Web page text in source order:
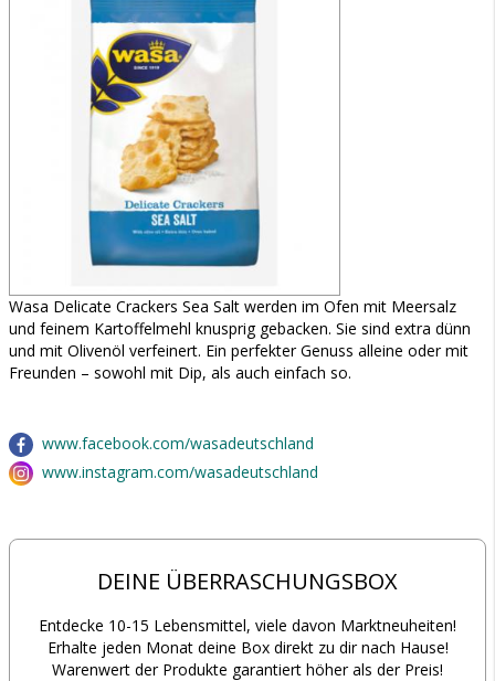
Wasa Delicate Crackers Sea Salt werden im Ofen mit Meersalz
und feinem Kartoffelmehl knusprig gebacken. Sie sind extra dünn
und mit Olivenöl verfeinert. Ein perfekter Genuss alleine oder mit
Freunden – sowohl mit Dip, als auch einfach so.
www.facebook.com/wasadeutschland
www.instagram.com/wasadeutschland
DEINE ÜBERRASCHUNGSBOX
Entdecke 10-15 Lebensmittel, viele davon Marktneuheiten!
Erhalte jeden Monat deine Box direkt zu dir nach Hause!
Warenwert der Produkte garantiert höher als der Preis!